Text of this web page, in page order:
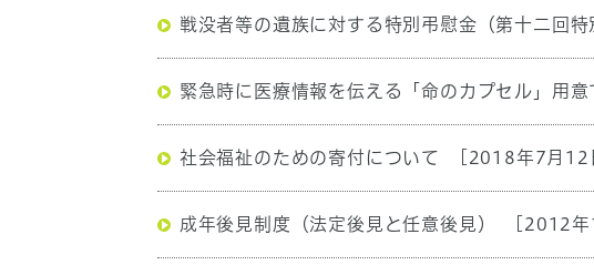
戦没者等の遺族に対する特別弔慰金（第十二回
緊急時に医療情報を伝える「命のカプセル」用意
社会福祉のための寄付について [2018年7月12
成年後見制度（法定後見と任意後見） [2012年